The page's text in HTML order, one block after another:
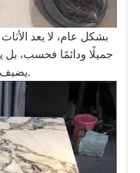
بشكل عام، لا يعد
جميلًا ودائمًا فحسب، بل
يضيف قيمة جمالية ووظيفية إلى المنزل.